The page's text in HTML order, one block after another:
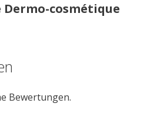
Dermo-cosmétique
Bewertungen.